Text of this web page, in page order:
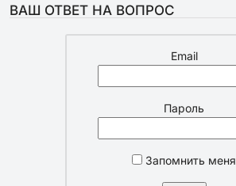
ВАШ ОТВЕТ НА ВОПРОС
Email
Пароль
Запомнить меня